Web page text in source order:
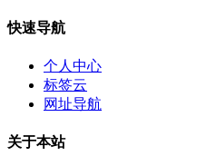
快速导航
个人中心
标签云
网址导航
关于本站